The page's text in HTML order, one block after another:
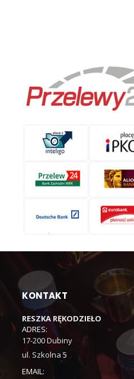
KONTAKT
RESZKA RĘKODZIEŁO
ADRES:
17-200 Dubiny
ul. Szkolna 5
EMAIL: